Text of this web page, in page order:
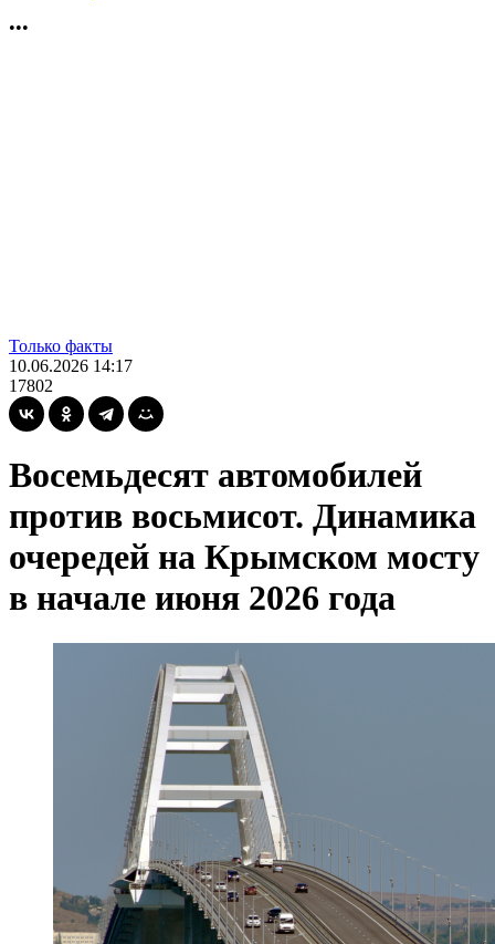
•••
Только факты
10.06.2026 14:17
17802
Восемьдесят автомобилей
против восьмисот. Динамика
очередей на Крымском мосту
в начале июня 2026 года